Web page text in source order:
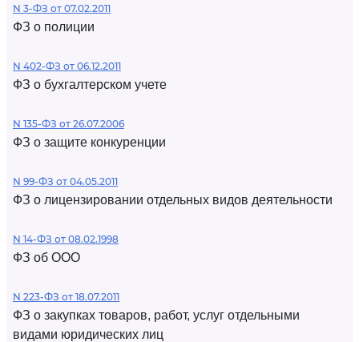
N 3-ФЗ от 07.02.2011
ФЗ о полиции
N 402-ФЗ от 06.12.2011
ФЗ о бухгалтерском учете
N 135-ФЗ от 26.07.2006
ФЗ о защите конкуренции
N 99-ФЗ от 04.05.2011
ФЗ о лицензировании отдельных видов деятельности
N 14-ФЗ от 08.02.1998
ФЗ об ООО
N 223-ФЗ от 18.07.2011
ФЗ о закупках товаров, работ, услуг отдельными
видами юридических лиц